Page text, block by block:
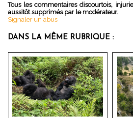
Tous les commentaires discourtois,
aussitôt supprimés par le modérateur.
Signaler un abus
DANS LA MÊME RUBRIQUE :